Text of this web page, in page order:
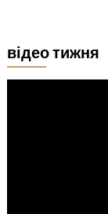
відео тижня